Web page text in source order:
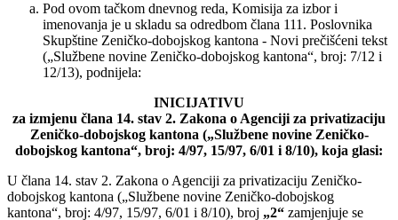
Pod ovom tačkom dnevnog reda, Komisija za izbor i
imenovanja je u skladu sa odredbom člana 111. Poslovnika
Skupštine Zeničko-dobojskog kantona - Novi prečišćeni tekst
(„Službene novine Zeničko-dobojskog kantona“, broj: 7/12 i
12/13), podnijela:
INICIJATIVU
za izmjenu člana 14. stav 2. Zakona o Agenciji za privatizaciju
Zeničko-dobojskog kantona („Službene novine Zeničko-
dobojskog kantona“, broj: 4/97, 15/97, 6/01 i 8/10), koja glasi:
U člana 14. stav 2. Zakona o Agenciji za privatizaciju Zeničko-
dobojskog kantona („Službene novine Zeničko-dobojskog
kantona“, broj: 4/97, 15/97, 6/01 i 8/10), broj „2“ zamjenjuje se